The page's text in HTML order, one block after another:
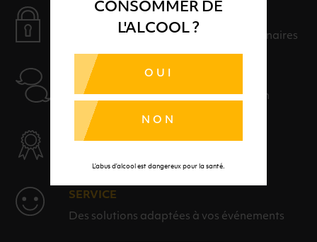
CONSOMMER DE
L'ALCOOL ?
OUI
NON
L’abus d’alcool est dangereux pour la santé.
Payer en toute sérénité avec nos partenaires
AIDE
Nos conseillers sont à votre disposition
SÉLECTION & QUALITÉ
SERVICE
Des solutions adaptées à vos événements